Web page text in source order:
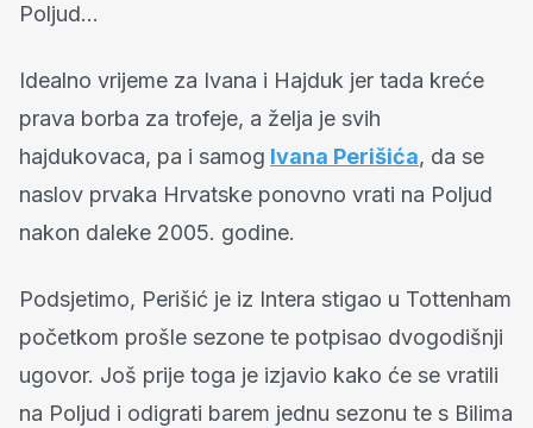
Poljud...
Idealno vrijeme za Ivana i Hajduk jer tada kreće
prava borba za trofeje, a želja je svih
hajdukovaca, pa i samog Ivana Perišića, da se
naslov prvaka Hrvatske ponovno vrati na Poljud
nakon daleke 2005. godine.
Podsjetimo, Perišić je iz Intera stigao u Tottenham
početkom prošle sezone te potpisao dvogodišnji
ugovor. Još prije toga je izjavio kako će se vratili
na Poljud i odigrati barem jednu sezonu te s Bilima